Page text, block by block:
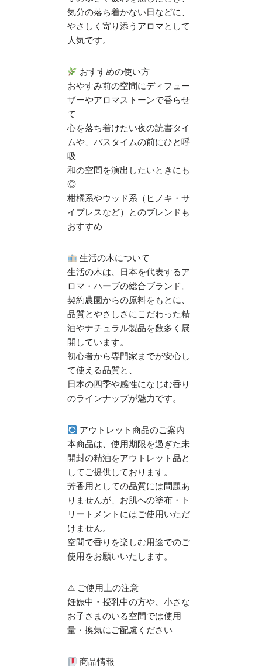
気分の落ち着かない日などに、
やさしく寄り添うアロマとして
人気です。
おすすめの使い方
おやすみ前の空間にディフュー
ザーやアロマストーンで香らせ
て
心を落ち着けたい夜の読書タイ
ムや、バスタイムの前にひと呼
吸
和の空間を演出したいときにも
◎
柑橘系やウッド系（ヒノキ・サ
イプレスなど）とのブレンドも
おすすめ
生活の木について
生活の木は、日本を代表するア
ロマ・ハーブの総合ブランド。
契約農園からの原料をもとに、
品質とやさしさにこだわった精
油やナチュラル製品を数多く展
開しています。
初心者から専門家までが安心し
て使える品質と、
日本の四季や感性になじむ香り
のラインナップが魅力です。
アウトレット商品のご案内
本商品は、使用期限を過ぎた未
開封の精油をアウトレット品と
してご提供しております。
芳香用としての品質には問題あ
りませんが、お肌への塗布・ト
リートメントにはご使用いただ
けません。
空間で香りを楽しむ用途でのご
使用をお願いいたします。
⚠ ご使用上の注意
妊娠中・授乳中の方や、小さな
お子さまのいる空間では使用
量・換気にご配慮ください
商品情報